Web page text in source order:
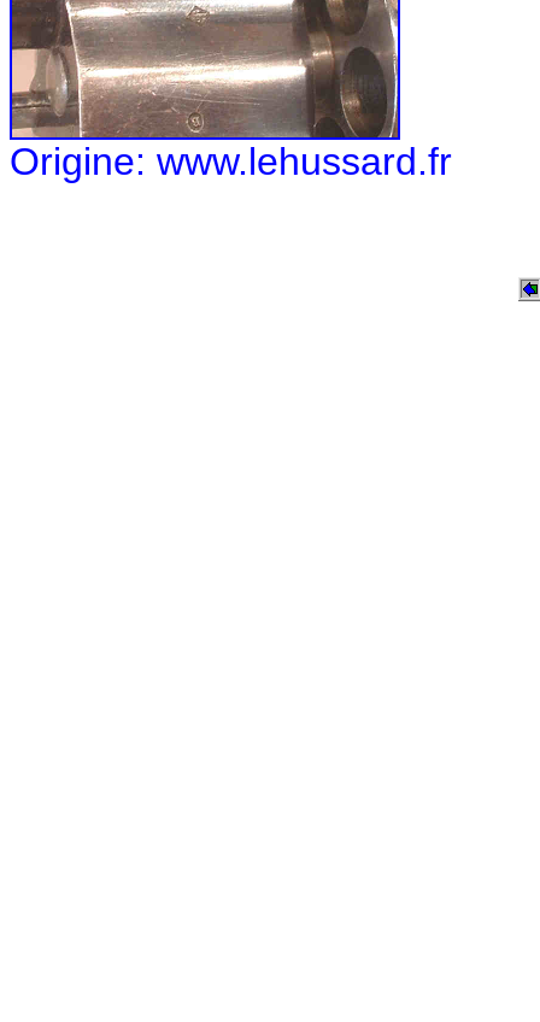
Origine: www.lehussard.fr